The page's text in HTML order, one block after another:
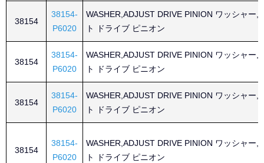
38154
38154-
P6020
WASHER,ADJUST DRIVE PINION ワッシャー,
ト ドライブ ピニオン
38154
38154-
P6020
WASHER,ADJUST DRIVE PINION ワッシャー,
ト ドライブ ピニオン
38154
38154-
P6020
WASHER,ADJUST DRIVE PINION ワッシャー,
ト ドライブ ピニオン
38154
38154-
P6020
WASHER,ADJUST DRIVE PINION ワッシャー,
ト ドライブ ピニオン